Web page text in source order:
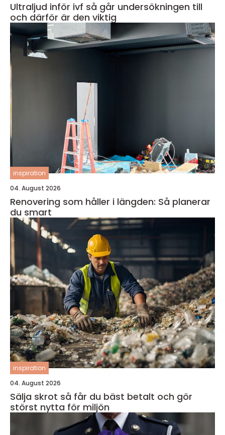
Ultraljud inför ivf så går undersökningen till
och därför är den viktig
inspiration
04. August 2026
Renovering som håller i längden: Så planerar
du smart
inspiration
04. August 2026
Sälja skrot så får du bäst betalt och gör
störst nytta för miljön